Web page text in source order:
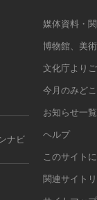
ナビ
媒体資料・
博物館、美
文化庁より
今月のみど
お知らせ一覧
ヘルプ
このサイト
関連サイト